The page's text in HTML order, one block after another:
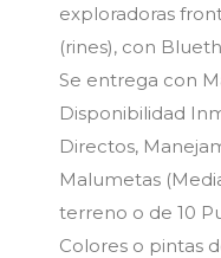
exploradoras
(rines), con
Se entrega con
Disponibilidad
Directos,
Malumetas
terreno o de 10
Colores o pintas